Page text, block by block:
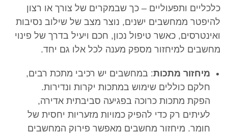
כלכליים ותפעוליים – כך שבמקרים של צורך או רצון
להיפטר ממחשבים ישנים, נוצר מצב של שילוב נסיבות
ואינטרסים, כאשר טיפול נכון, חכם ויעיל בדרך של פינוי
מחשבים למיחזור מספק מענה לכל אלו גם יחד.
מיחזור מתכות: במחשבים יש רכיבי מתכת רבים,
חלקם כוללים שימוש במתכות יקרות ונדירות.
הפקת מתכות כרוכה בפגיעה סביבתית אדירה,
לעיתים רק כדי להפיק כמויות מזעריות יחסית של
חומר. מיחזור מחשבים מאפשר פירוק המחשבים